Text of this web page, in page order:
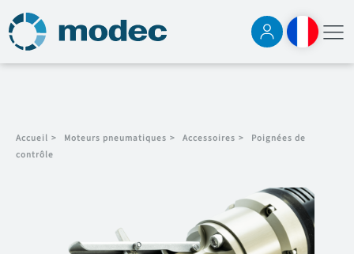
Accueil > Moteurs pneumatiques > Accessoires >
Poignées de
contrôle